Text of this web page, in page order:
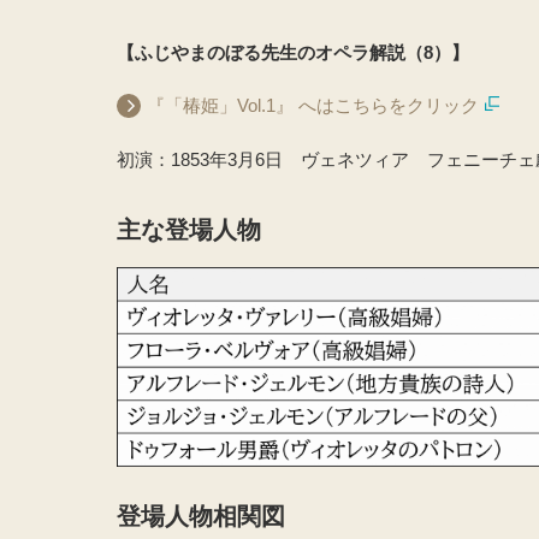
【ふじやまのぼる先生のオペラ解説（8）】
『「椿姫」Vol.1』 へはこちらをクリック
初演：1853年3月6日 ヴェネツィア フェニーチェ
主な登場人物
登場人物相関図